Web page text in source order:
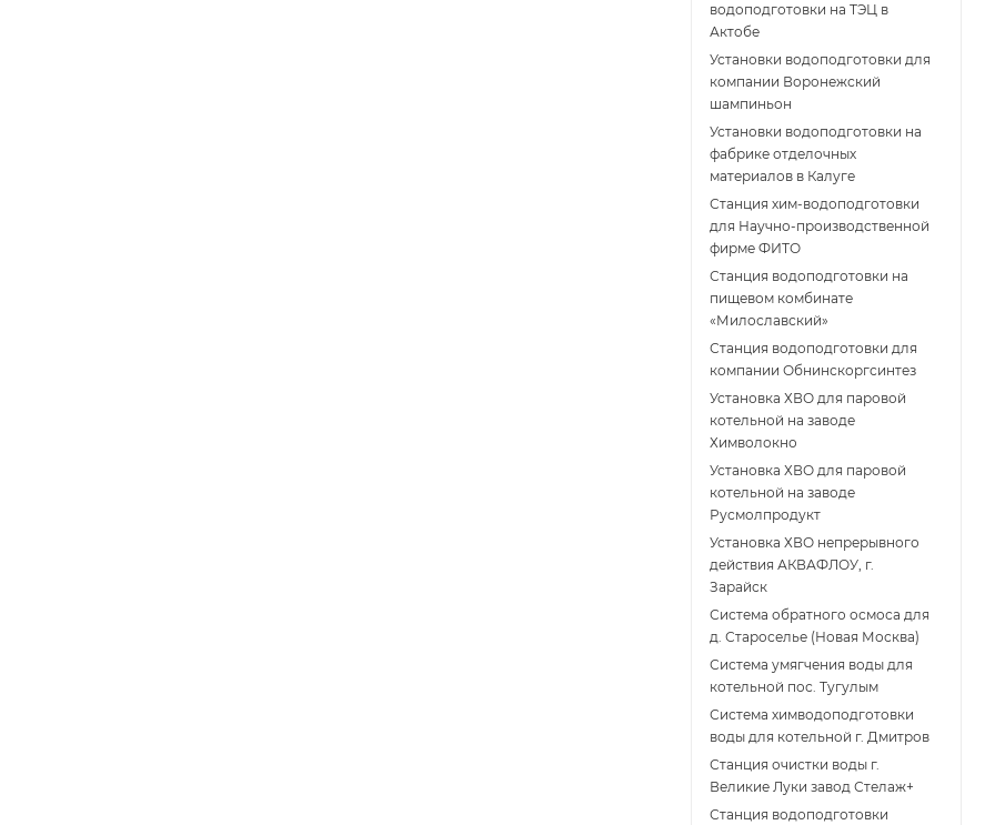
водоподготовки на ТЭЦ в
Актобе
Установки водоподготовки для
компании Воронежский
шампиньон
Установки водоподготовки на
фабрике отделочных
материалов в Калуге
Станция хим-водоподготовки
для Научно-производственной
фирме ФИТО
Станция водоподготовки на
пищевом комбинате
«Милославский»
Станция водоподготовки для
компании Обнинскоргсинтез
Установка ХВО для паровой
котельной на заводе
Химволокно
Установка ХВО для паровой
котельной на заводе
Русмолпродукт
Установка ХВО непрерывного
действия АКВАФЛОУ, г.
Зарайск
Система обратного осмоса для
д. Староселье (Новая Москва)
Система умягчения воды для
котельной пос. Тугулым
Система химводоподготовки
воды для котельной г. Дмитров
Станция очистки воды г.
Великие Луки завод Стелаж+
Станция водоподготовки